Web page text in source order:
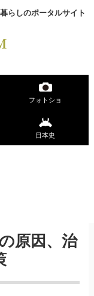
らしのポータルサイト
フォトショ
日本史
原因、治